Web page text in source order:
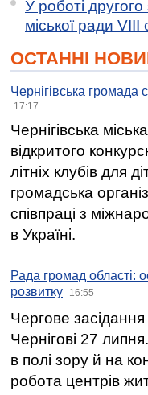
У роботі другого
міської ради
ОСТАННІ
Чернігівська громада
17:17
Чернігівська
відкритого
літніх клубів для
громадська
співпраці з
в Україні.
Рада громад області:
розвитку
16:55
Чергове
Чернігові 27
в полі зору й на
робота центрів